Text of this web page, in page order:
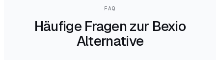
FAQ
Häufige Fragen zur Bexio
Alternative